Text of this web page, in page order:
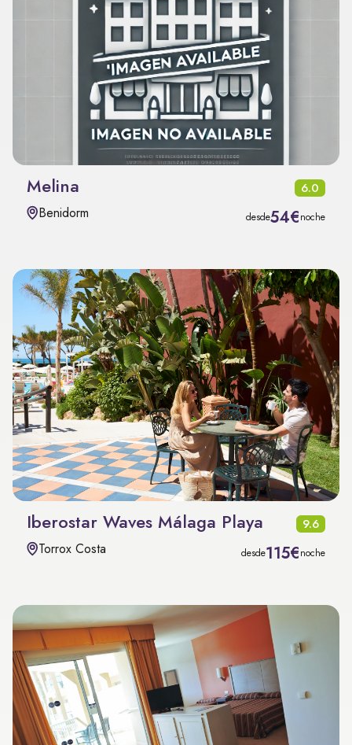
Melina 6.0
Benidorm desde54€noche
Iberostar Waves Málaga Playa 9.6
Torrox Costa desde115€noche